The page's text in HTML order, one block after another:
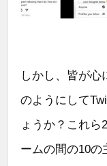
しかし、皆が心
のようにして
ょうか？これら
ームの間の10の